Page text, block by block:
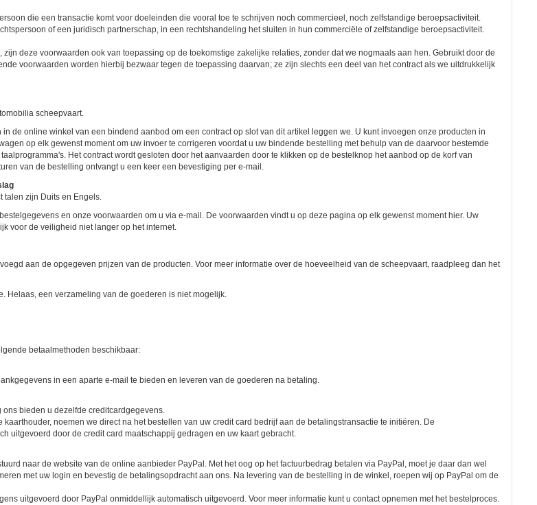
die een transactie komt voor doeleinden die vooral toe te schrijven noch commercieel, noch zelfstandige beroepsactiviteit.
of een juridisch partnerschap, in een rechtshandeling het sluiten in hun commerciële of zelfstandige beroepsactiviteit.
zijn deze voorwaarden ook van toepassing op de toekomstige zakelijke relaties, zonder dat we nogmaals aan hen. Gebruikt door de
voorwaarden worden hierbij bezwaar tegen de toepassing daarvan; ze zijn slechts een deel van het contract als we uitdrukkelijk
scheepvaart.
de online winkel van een bindend aanbod om een contract op slot van dit artikel leggen we. U kunt invoegen onze producten in
op elk gewenst moment om uw invoer te corrigeren voordat u uw bindende bestelling met behulp van de daarvoor bestemde
Het contract wordt gesloten door het aanvaarden door te klikken op de bestelknop het aanbod op de korf van
van de bestelling ontvangt u een keer een bevestiging per e-mail.
talen zijn Duits en Engels.
en onze voorwaarden om u via e-mail. De voorwaarden vindt u op deze pagina op elk gewenst moment hier. Uw
voor de veiligheid niet langer op het internet.
aan de opgegeven prijzen van de producten. Voor meer informatie over de hoeveelheid van de scheepvaart, raadpleeg dan het
Helaas, een verzameling van de goederen is niet mogelijk.
betaalmethoden beschikbaar:
in een aparte e-mail te bieden en leveren van de goederen na betaling.
bieden u dezelfde creditcardgegevens.
kaarthouder, noemen we direct na het bestellen van uw credit card bedrijf aan de betalingstransactie te initiëren. De
uitgevoerd door de credit card maatschappij gedragen en uw kaart gebracht.
naar de website van de online aanbieder PayPal. Met het oog op het factuurbedrag betalen via PayPal, moet je daar dan wel
met uw login en bevestig de betalingsopdracht aan ons. Na levering van de bestelling in de winkel, roepen wij op PayPal om de
uitgevoerd door PayPal onmiddellijk automatisch uitgevoerd. Voor meer informatie kunt u contact opnemen met het bestelproces.